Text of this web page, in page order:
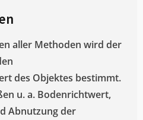
aller Methoden wird der
des Objektes bestimmt.
u. a. Bodenrichtwert,
Abnutzung der